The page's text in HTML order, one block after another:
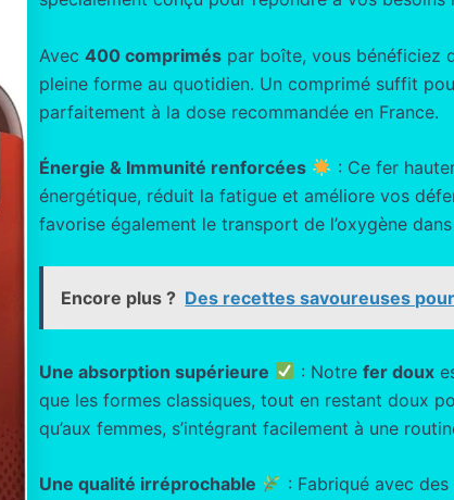
Avec400 comprimés par boîte, vous bénéficiez
pleine forme au quotidien. Un comprimé suffit
parfaitement à la dose recommandée en France.
Énergie & Immunité renforcées
: Ce fer
énergétique, réduit la fatigue et améliore vos
favorise également le transport de l’oxygène
Encore plus ? Des recettes savoureuses
Une absorption supérieure : Notre fer doux
que les formes classiques, tout en restant doux
qu’aux femmes, s’intégrant facilement à une
Une qualité irréprochable : Fabriqué avec